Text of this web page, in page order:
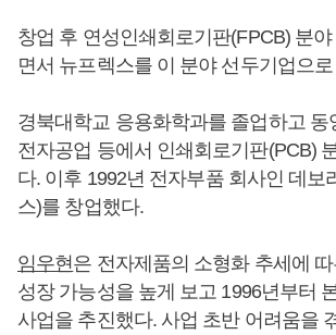
창업 후 연성인쇄회로기판(FPCB) 분
면서 뉴프렉스를 이 분야 선두기업으
경북대학교 응용화학과를 졸업하고 동
전자공업 등에서 인쇄회로기판(PCB)
다. 이후 1992년 전자부품 회사인 데보
스)를 창업했다.
임우현은 전자제품의 소형화 추세에
성장 가능성을 높게 보고 1996년부터
사업을 추진했다. 사업 초반 어려움을